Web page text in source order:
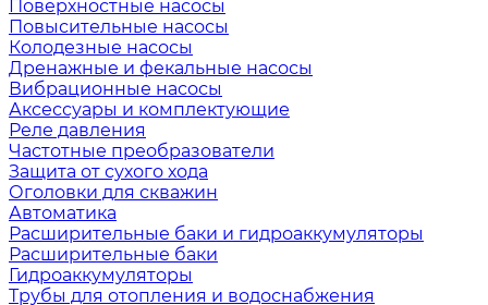
Поверхностные насосы
Повысительные насосы
Колодезные насосы
Дренажные и фекальные насосы
Вибрационные насосы
Аксессуары и комплектующие
Реле давления
Частотные преобразователи
Защита от сухого хода
Оголовки для скважин
Автоматика
Расширительные баки и гидроаккумуляторы
Расширительные баки
Гидроаккумуляторы
Трубы для отопления и водоснабжения